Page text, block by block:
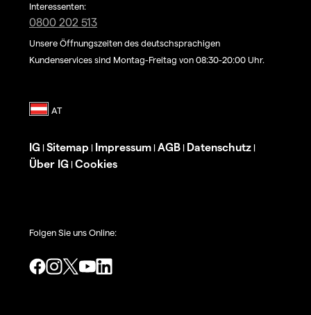
Interessenten:
0800 202 513
Unsere Öffnungszeiten des deutschsprachigen
Kundenservices sind Montag-Freitag von 08:30-20:00 Uhr.
IG | Sitemap | Impressum | AGB | Datenschutz |
Über IG | Cookies
Folgen Sie uns Online: